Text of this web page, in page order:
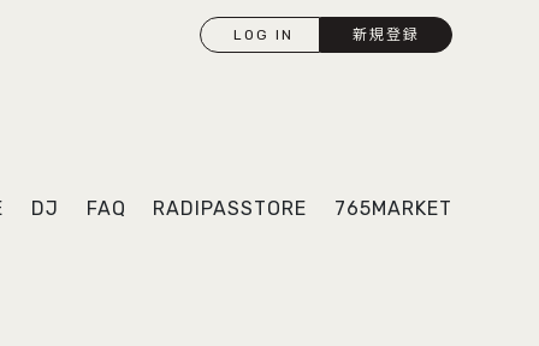
LOG IN 新規登録
DJ FAQ RADIPASSTORE 765MARKET